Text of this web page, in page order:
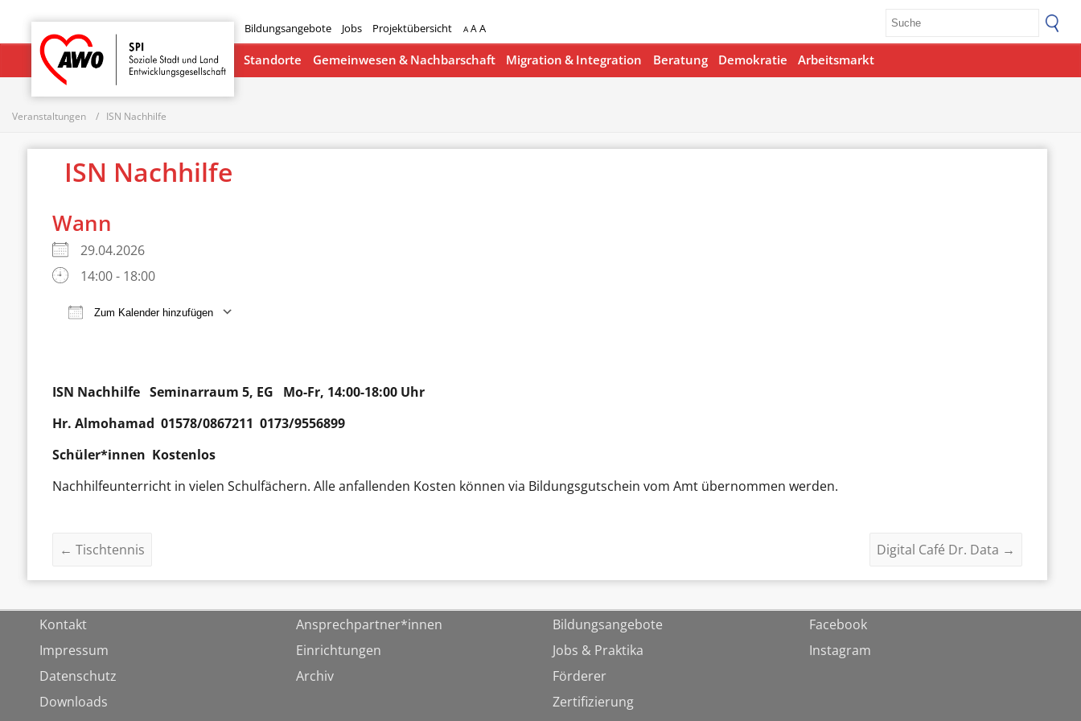
Bildungsangebote Jobs Projektübersicht A AA
Startseite
Standorte Gemeinwesen & Nachbarschaft Migration & Integration Beratung Demokratie Arbeitsmarkt
Veranstaltungen ISN Nachhilfe
ISN Nachhilfe
Wann
29.04.2026
14:00 - 18:00
Zum Kalender hinzufügen
ISN Nachhilfe Seminarraum 5, EG Mo-Fr, 14:00-18:00 Uhr
Hr.Almohamad 01578/0867211 0173/9556899
Schüler*innen Kostenlos
Nachhilfeunterricht in vielen Schulfächern. Alle anfallenden Kosten können via Bildungsgutschein vom Amt übernommen werden.
← Tischtennis Digital Café Dr. Data →
Kontakt
Impressum
Datenschutz
Downloads
Ansprechpartner*innen
Einrichtungen
Archiv
Bildungsangebote
Jobs & Praktika
Förderer
Zertifizierung
Facebook
Instagram